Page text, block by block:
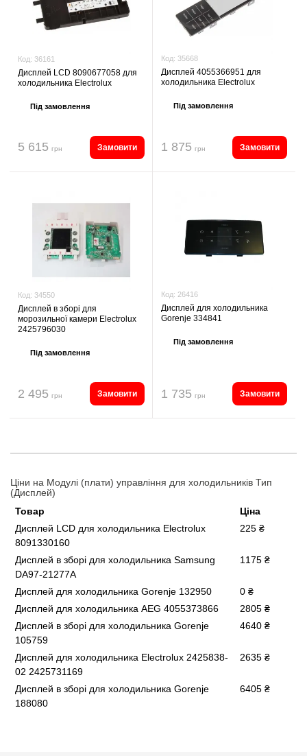
Код: 36161
Дисплей LCD 8090677058 для
холодильника Electrolux
Під замовлення
5 615 грн Замовити
Код: 35668
Дисплей 4055366951 для
холодильника Electrolux
Під замовлення
1 875 грн Замовити
Код: 34550
Дисплей в зборі для
морозильної камери Electrolux
2425796030
Під замовлення
2 495 грн Замовити
Код: 26416
Дисплей для холодильника
Gorenje 334841
Під замовлення
1 735 грн Замовити
Ціни на Модулі (плати) управління для холодильників Тип
(Дисплей)
Товар
Ціна
Дисплей LCD для холодильника Electrolux
8091330160
225 ₴
Дисплей в зборі для холодильника Samsung
DA97-21277A
1175 ₴
Дисплей для холодильника Gorenje 132950
0 ₴
Дисплей для холодильника AEG 4055373866
2805 ₴
Дисплей в зборі для холодильника Gorenje
105759
4640 ₴
Дисплей для холодильника Electrolux 2425838-
02 2425731169
2635 ₴
Дисплей в зборі для холодильника Gorenje
188080
6405 ₴